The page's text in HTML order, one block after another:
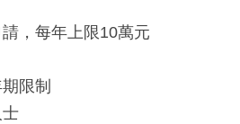
，每年上限10萬元
限制